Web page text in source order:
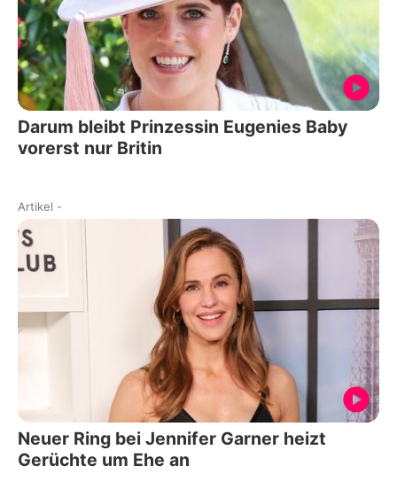
Darum bleibt Prinzessin Eugenies Baby
vorerst nur Britin
Artikel -
Neuer Ring bei Jennifer Garner heizt
Gerüchte um Ehe an